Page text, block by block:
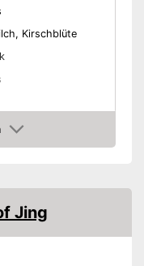
Kirschblüte
Jing